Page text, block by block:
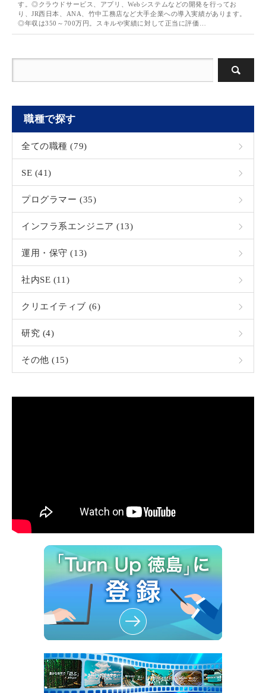
す。◎クラウドサービス、アプリ、Webシステムなどの開発を行ってお
り、JR西日本、ANA、竹中工務店など大手企業への導入実績があります。
◎年収は350～700万円。スキルや実績に対して正当に評価…
職種で探す
全ての職種 (79)
SE (41)
プログラマー (35)
インフラ系エンジニア (13)
運用・保守 (13)
社内SE (11)
クリエイティブ (6)
研究 (4)
その他 (15)